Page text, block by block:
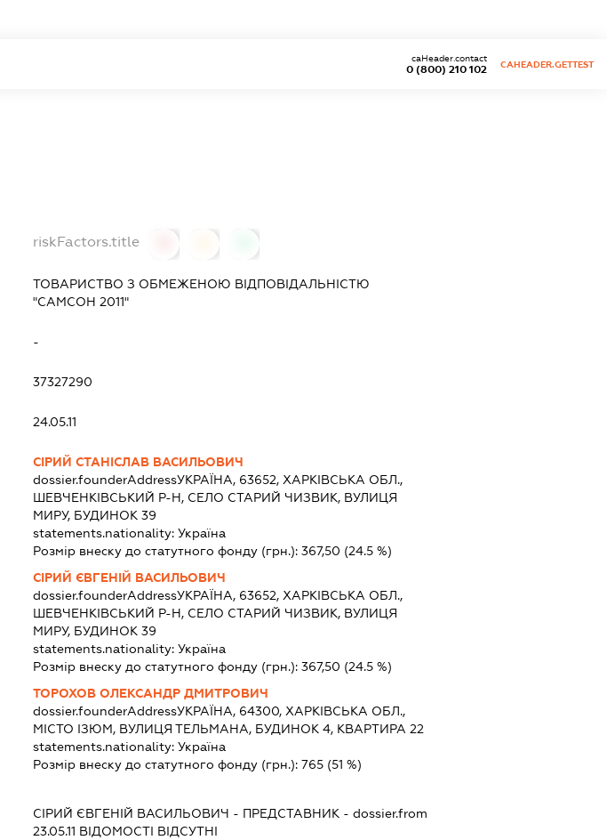
0 (800) 210 102
caHeader.contact
CAHEADER.GETTEST
riskFactors.title
ТОВАРИСТВО З ОБМЕЖЕНОЮ ВІДПОВІДАЛЬНІСТЮ
"САМСОН 2011"
-
37327290
24.05.11
СІРИЙ СТАНІСЛАВ ВАСИЛЬОВИЧ
dossier.founderAddressУКРАЇНА, 63652, ХАРКІВСЬКА ОБЛ.,
ШЕВЧЕНКІВСЬКИЙ Р-Н, СЕЛО СТАРИЙ ЧИЗВИК, ВУЛИЦЯ
МИРУ, БУДИНОК 39
statements.nationality:Україна
Розмір внеску до статутного фонду (грн.):367,50 (24.5 %)
СІРИЙ ЄВГЕНІЙ ВАСИЛЬОВИЧ
dossier.founderAddressУКРАЇНА, 63652, ХАРКІВСЬКА ОБЛ.,
ШЕВЧЕНКІВСЬКИЙ Р-Н, СЕЛО СТАРИЙ ЧИЗВИК, ВУЛИЦЯ
МИРУ, БУДИНОК 39
statements.nationality:Україна
Розмір внеску до статутного фонду (грн.):367,50 (24.5 %)
ТОРОХОВ ОЛЕКСАНДР ДМИТРОВИЧ
dossier.founderAddressУКРАЇНА, 64300, ХАРКІВСЬКА ОБЛ.,
МІСТО ІЗЮМ, ВУЛИЦЯ ТЕЛЬМАНА, БУДИНОК 4, КВАРТИРА 22
statements.nationality:Україна
Розмір внеску до статутного фонду (грн.):765 (51 %)
СІРИЙ ЄВГЕНІЙ ВАСИЛЬОВИЧ - ПРЕДСТАВНИК - dossier.from
23.05.11 ВІДОМОСТІ ВІДСУТНІ